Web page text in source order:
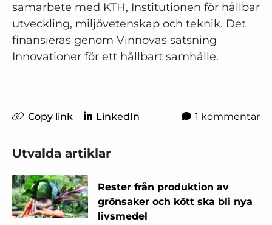
samarbete med KTH, Institutionen för hållbar
utveckling, miljövetenskap och teknik. Det
finansieras genom Vinnovas satsning
Innovationer för ett hållbart samhälle.
Copy link LinkedIn 1 kommentar
Utvalda artiklar
Rester från produktion av
grönsaker och kött ska bli nya
livsmedel